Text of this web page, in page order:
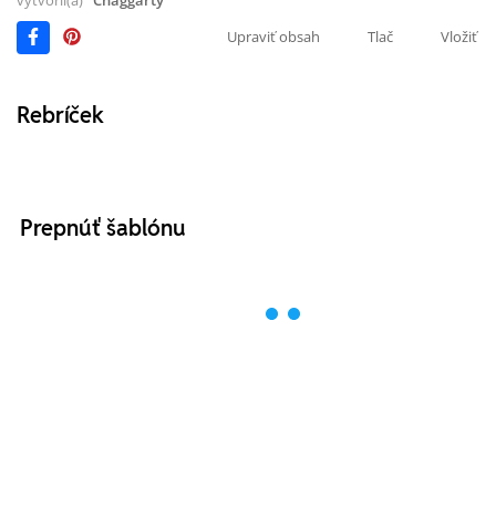
Upraviť obsah
Tlač Vložiť
Rebríček
Prepnúť šablónu